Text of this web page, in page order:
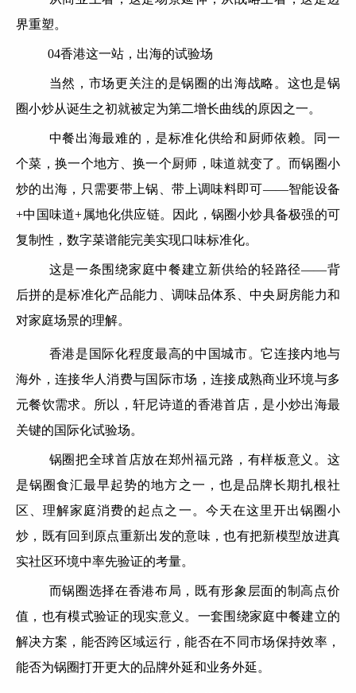
界重塑。
04香港这一站，出海的试验场
当然，市场更关注的是锅圈的出海战略。这也是锅
圈小炒从诞生之初就被定为第二增长曲线的原因之一。
中餐出海最难的，是标准化供给和厨师依赖。同一
个菜，换一个地方、换一个厨师，味道就变了。而锅圈小
炒的出海，只需要带上锅、带上调味料即可——智能设备
+中国味道+属地化供应链。因此，锅圈小炒具备极强的可
复制性，数字菜谱能完美实现口味标准化。
这是一条围绕家庭中餐建立新供给的轻路径——背
后拼的是标准化产品能力、调味品体系、中央厨房能力和
对家庭场景的理解。
香港是国际化程度最高的中国城市。它连接内地与
海外，连接华人消费与国际市场，连接成熟商业环境与多
元餐饮需求。所以，轩尼诗道的香港首店，是小炒出海最
关键的国际化试验场。
锅圈把全球首店放在郑州福元路，有样板意义。这
是锅圈食汇最早起势的地方之一，也是品牌长期扎根社
区、理解家庭消费的起点之一。今天在这里开出锅圈小
炒，既有回到原点重新出发的意味，也有把新模型放进真
实社区环境中率先验证的考量。
而锅圈选择在香港布局，既有形象层面的制高点价
值，也有模式验证的现实意义。一套围绕家庭中餐建立的
解决方案，能否跨区域运行，能否在不同市场保持效率，
能否为锅圈打开更大的品牌外延和业务外延。